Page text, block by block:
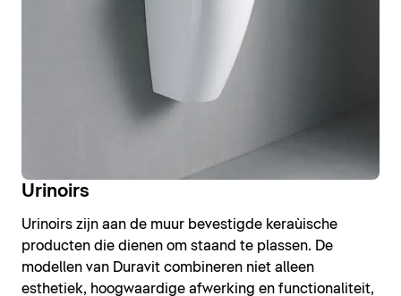
Urinoirs
Urinoirs zijn aan de muur bevestigde keraùische
producten die dienen om staand te plassen. De
modellen van Duravit combineren niet alleen
esthetiek, hoogwaardige afwerking en functionaliteit,